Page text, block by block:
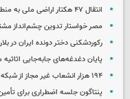
انتقال ۴۷ هکتار اراضی ملی به منطقه آزاد اردبیل -بیله‌سوار
مصر خواستار تدوین چشم‌انداز
رکوردشکنی دختر دونده ایران در
پایان دغدغه‌های جابه‌جایی
۱۹۴ هزار انشعاب غیر مجاز از شبکه برق جمع‌آوری شد
پنتاگون جلسه اضطراری برای